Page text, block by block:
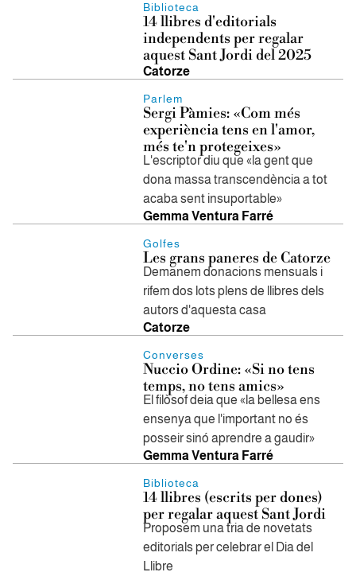
Biblioteca
14 llibres d'editorials
independents per regalar
aquest Sant Jordi del 2025
Catorze
Parlem
Sergi Pàmies: «Com més
experiència tens en l'amor,
més te'n protegeixes»
L'escriptor diu que «la gent que
dona massa transcendència a tot
acaba sent insuportable»
Gemma Ventura Farré
Golfes
Les grans paneres de Catorze
Demanem donacions mensuals i
rifem dos lots plens de llibres dels
autors d'aquesta casa
Catorze
Converses
Nuccio Ordine: «Si no tens
temps, no tens amics»
El filòsof deia que «la bellesa ens
ensenya que l'important no és
posseir sinó aprendre a gaudir»
Gemma Ventura Farré
Biblioteca
14 llibres (escrits per dones)
per regalar aquest Sant Jordi
Proposem una tria de novetats
editorials per celebrar el Dia del
Llibre